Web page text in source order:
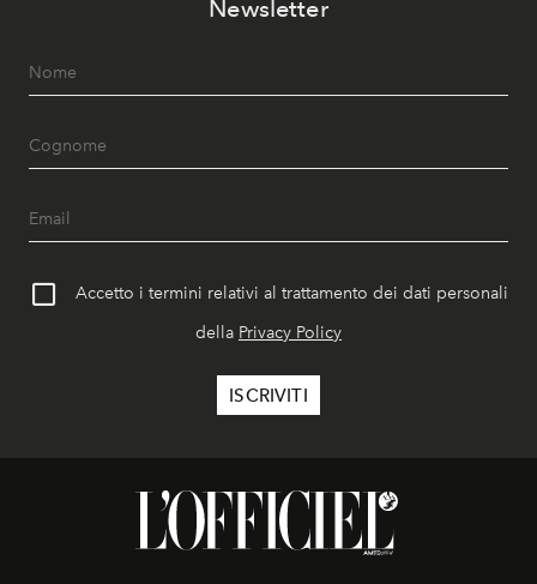
Newsletter
Accetto i termini relativi al trattamento dei dati personali
della Privacy Policy